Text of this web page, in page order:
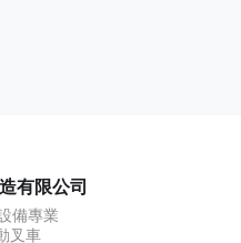
有限公司
備專業
叉車